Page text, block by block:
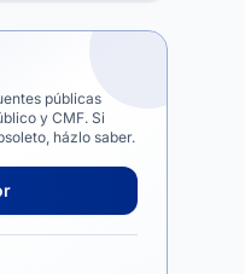
públicas
y CMF. Si
házlo saber.